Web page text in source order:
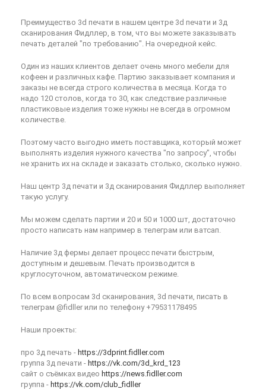
Преимущество 3d печати в нашем центре 3d печати и 3д
сканирования Фидллер, в том, что вы можете заказывать
печать деталей "по требованию". На очередной кейс.
Один из наших клиентов делает очень много мебели для
кофеен и различных кафе. Партию заказывает компания и
заказы не всегда строго количества в месяца. Когда то
надо 120 столов, когда то 30, как следствие различные
пластиковые изделия тоже нужны не всегда в огромном
количестве.
Поэтому часто выгодно иметь поставщика, который может
выполнять изделия нужного качества "по запросу", чтобы
не хранить их на складе и заказать столько, сколько нужно.
Наш центр 3д печати и 3д сканирования Фидллер выполняет
такую услугу.
Мы можем сделать партии и 20 и 50 и 1000 шт, достаточно
просто написать нам например в телеграм или ватсап.
Наличие 3д фермы делает процесс печати быстрым,
доступным и дешевым. Печать производится в
круглосуточном, автоматическом режиме.
По всем вопросам 3d сканирования, 3d печати, писать в
телеграм @fidller или по телефону +79531178495
Наши проекты:
про 3д печать - https://3dprint.fidller.com
группа 3д печати - https://vk.com/3d_krd_123
сайт о съёмках видео https://news.fidller.com
группа - https://vk.com/club_fidller